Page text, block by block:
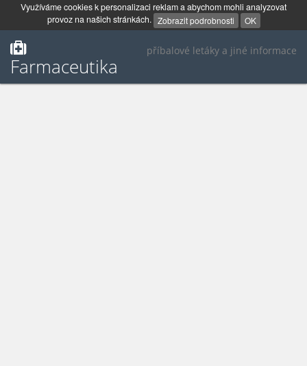
Využíváme cookies k personalizaci reklam a abychom mohli analyzovat
provoz na našich stránkách. Zobrazit podrobnosti OK
příbalové letáky a jiné informace
Farmaceutika